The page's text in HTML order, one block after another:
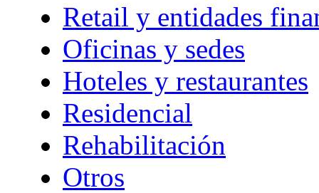
Retail y entidades
Oficinas y sedes
Hoteles y restaurantes
Residencial
Rehabilitación
Otros